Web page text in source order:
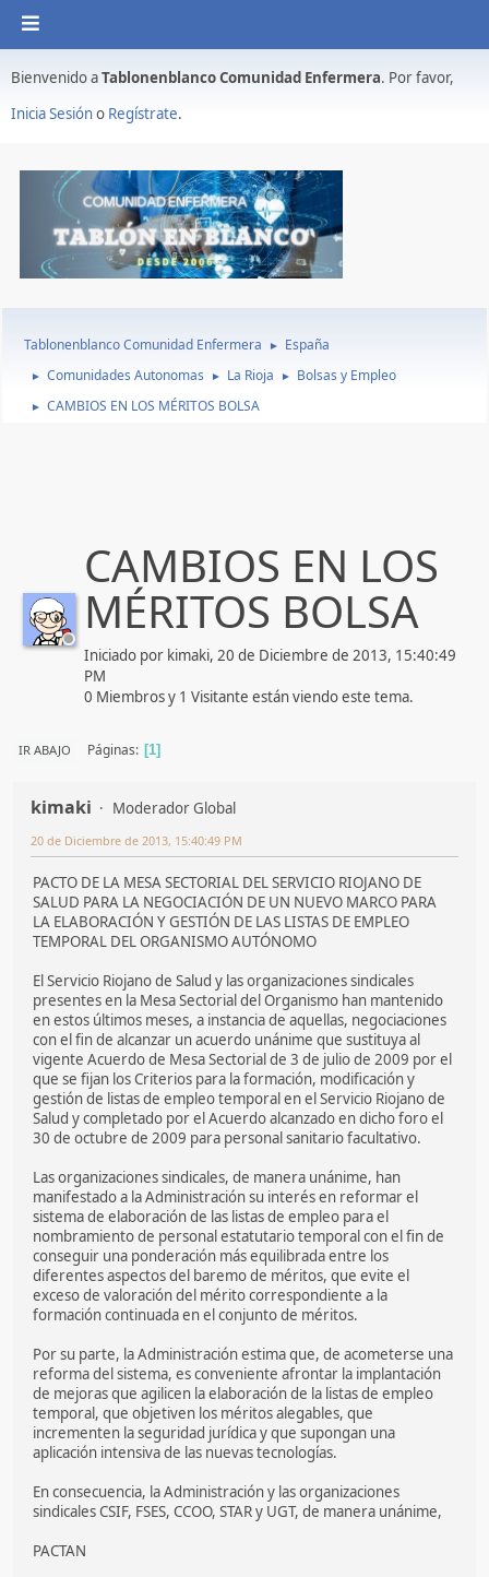
Bienvenido aTablonenblanco Comunidad Enfermera. Por favor,
Inicia Sesióno Regístrate.
Tablonenblanco Comunidad Enfermera ► España
► Comunidades Autonomas ► La Rioja ► Bolsas y Empleo
► CAMBIOS EN LOS MÉRITOS BOLSA
CAMBIOS EN LOS
MÉRITOS BOLSA
Iniciado por kimaki, 20 de Diciembre de 2013, 15:40:49
PM
0 Miembros y 1 Visitante están viendo este tema.
IR ABAJO Páginas 1
kimaki Moderador Global
20 de Diciembre de 2013, 15:40:49 PM
PACTO DE LA MESA SECTORIAL DEL SERVICIO RIOJANO DE
SALUD PARA LA NEGOCIACIÓN DE UN NUEVO MARCO PARA
LA ELABORACIÓN Y GESTIÓN DE LAS LISTAS DE EMPLEO
TEMPORAL DEL ORGANISMO AUTÓNOMO
El Servicio Riojano de Salud y las organizaciones sindicales
presentes en la Mesa Sectorial del Organismo han mantenido
en estos últimos meses, a instancia de aquellas, negociaciones
con el fin de alcanzar un acuerdo unánime que sustituya al
vigente Acuerdo de Mesa Sectorial de 3 de julio de 2009 por el
que se fijan los Criterios para la formación, modificación y
gestión de listas de empleo temporal en el Servicio Riojano de
Salud y completado por el Acuerdo alcanzado en dicho foro el
30 de octubre de 2009 para personal sanitario facultativo.
Las organizaciones sindicales, de manera unánime, han
manifestado a la Administración su interés en reformar el
sistema de elaboración de las listas de empleo para el
nombramiento de personal estatutario temporal con el fin de
conseguir una ponderación más equilibrada entre los
diferentes aspectos del baremo de méritos, que evite el
exceso de valoración del mérito correspondiente a la
formación continuada en el conjunto de méritos.
Por su parte, la Administración estima que, de acometerse una
reforma del sistema, es conveniente afrontar la implantación
de mejoras que agilicen la elaboración de la listas de empleo
temporal, que objetiven los méritos alegables, que
incrementen la seguridad jurídica y que supongan una
aplicación intensiva de las nuevas tecnologías.
En consecuencia, la Administración y las organizaciones
sindicales CSIF, FSES, CCOO, STAR y UGT, de manera unánime,
PACTAN